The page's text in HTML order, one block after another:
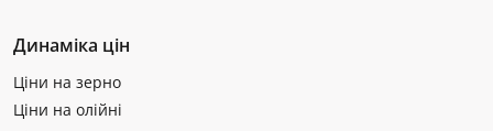
Динаміка цін
Ціни на зерно
Ціни на олійні